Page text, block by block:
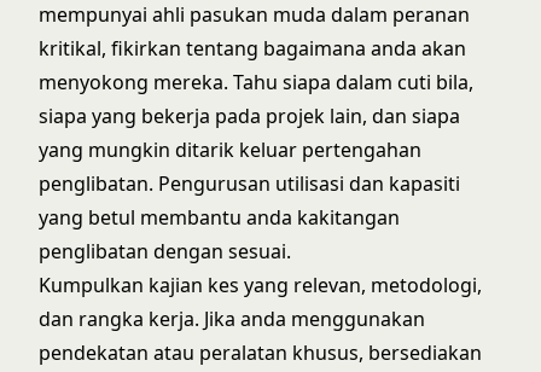
mempunyai ahli pasukan muda dalam peranan
kritikal, fikirkan tentang bagaimana anda akan
menyokong mereka. Tahu siapa dalam cuti bila,
siapa yang bekerja pada projek lain, dan siapa
yang mungkin ditarik keluar pertengahan
penglibatan. Pengurusan utilisasi dan kapasiti
yang betul membantu anda kakitangan
penglibatan dengan sesuai.
Kumpulkan kajian kes yang relevan, metodologi,
dan rangka kerja. Jika anda menggunakan
pendekatan atau peralatan khusus, bersediakan